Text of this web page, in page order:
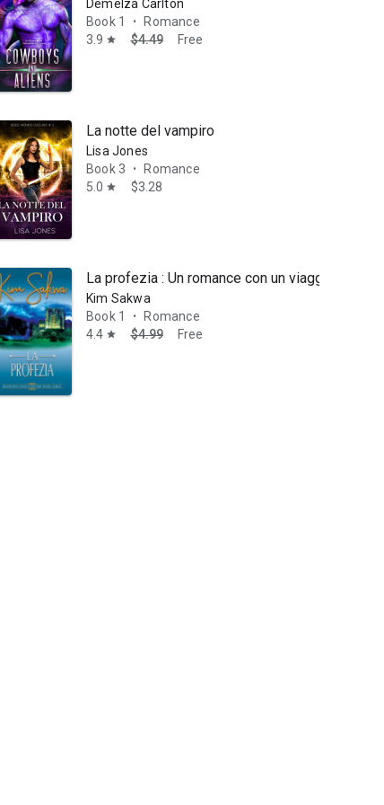
Demelza Carlton
Book 1
•
Romance
3.9 star $4.49 Free
La notte del vampiro
Lisa Jones
Book 3
•
Romance
5.0 star $3.28
La profezia : Un romance con un viaggio nel
Kim Sakwa
Book 1
•
Romance
4.4 star $4.99 Free